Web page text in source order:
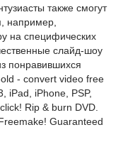
также смогут
например,
на специфических
слайд-шоу
понравившихся
- convert video free
iPad, iPhone, PSP,
Rip & burn DVD.
Guaranteed